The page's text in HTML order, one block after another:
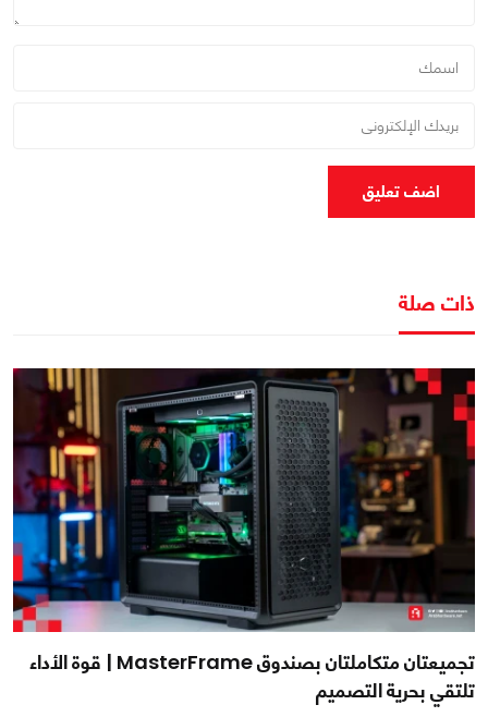
اضف تعليق
ذات صلة
تجميعتان متكاملتان بصندوق MasterFrame | قوة الأداء
تلتقي بحرية التصميم